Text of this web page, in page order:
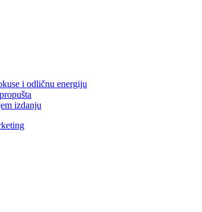
i odličnu energiju
izdanju